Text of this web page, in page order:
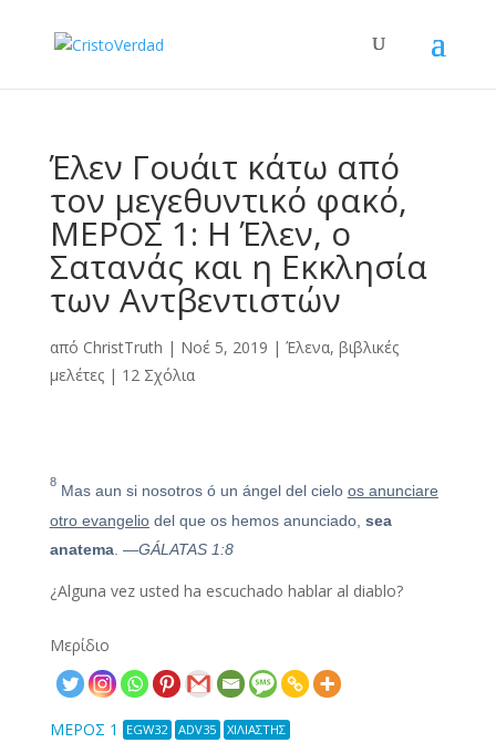
Έλεν Γουάιτ κάτω από
τον μεγεθυντικό φακό,
ΜΕΡΟΣ 1: Η Έλεν, ο
Σατανάς και η Εκκλησία
των Αντβεντιστών
από ChristTruth | Νοέ 5, 2019 | Έλενα, βιβλικές
μελέτες| 12 Σχόλια
8Mas aun si nosotros ó un ángel del cielo os anunciare
otro evangeliodel que os hemos anunciado, sea
anatema. —GÁLATAS 1:8
¿Alguna vez usted ha escuchado hablar al diablo?
Μερίδιο
ΜΕΡΟΣ 1 EGW32 ADV35 ΧΙΛΙΑΣΤΗΣ